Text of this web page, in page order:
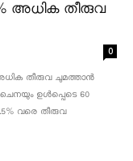
അധിക തീരുവ
0
അധിക തീരുവ ചുമത്താൻ
ചൈനയും ഉൾപ്പെടെ 60
​​വരെ തീരുവ